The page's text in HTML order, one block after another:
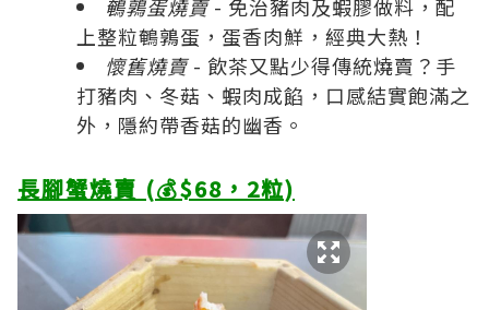
鵪鶉蛋燒賣- 免治豬肉及蝦膠做料，配
上整粒鵪鶉蛋，蛋香肉鮮，經典大熱！
懷舊燒賣- 飲茶又點少得傳統燒賣？手
打豬肉、冬菇、蝦肉成餡，口感結實飽滿之
外，隱約帶香菇的幽香。
長腳蟹燒賣 (💰$68，2粒)